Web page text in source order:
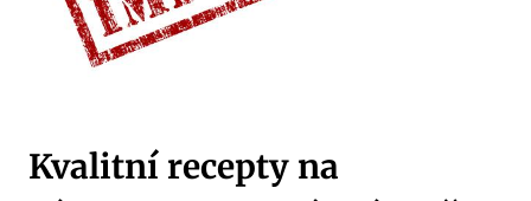
Kvalitní recepty na